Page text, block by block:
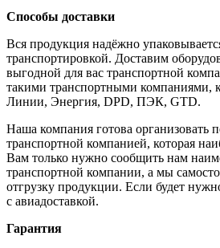
Способы доставки
Вся продукция надёжно
транспортировкой. Доставим
выгодной для вас транспортной
такими транспортными
Линии, Энергия, DPD, ПЭК, GTD.
Наша компания готова организовать
транспортной компанией, которая
Вам только нужно сообщить нам
транспортной компании, а мы
отгрузку продукции. Если будет
с авиадоставкой.
Гарантия